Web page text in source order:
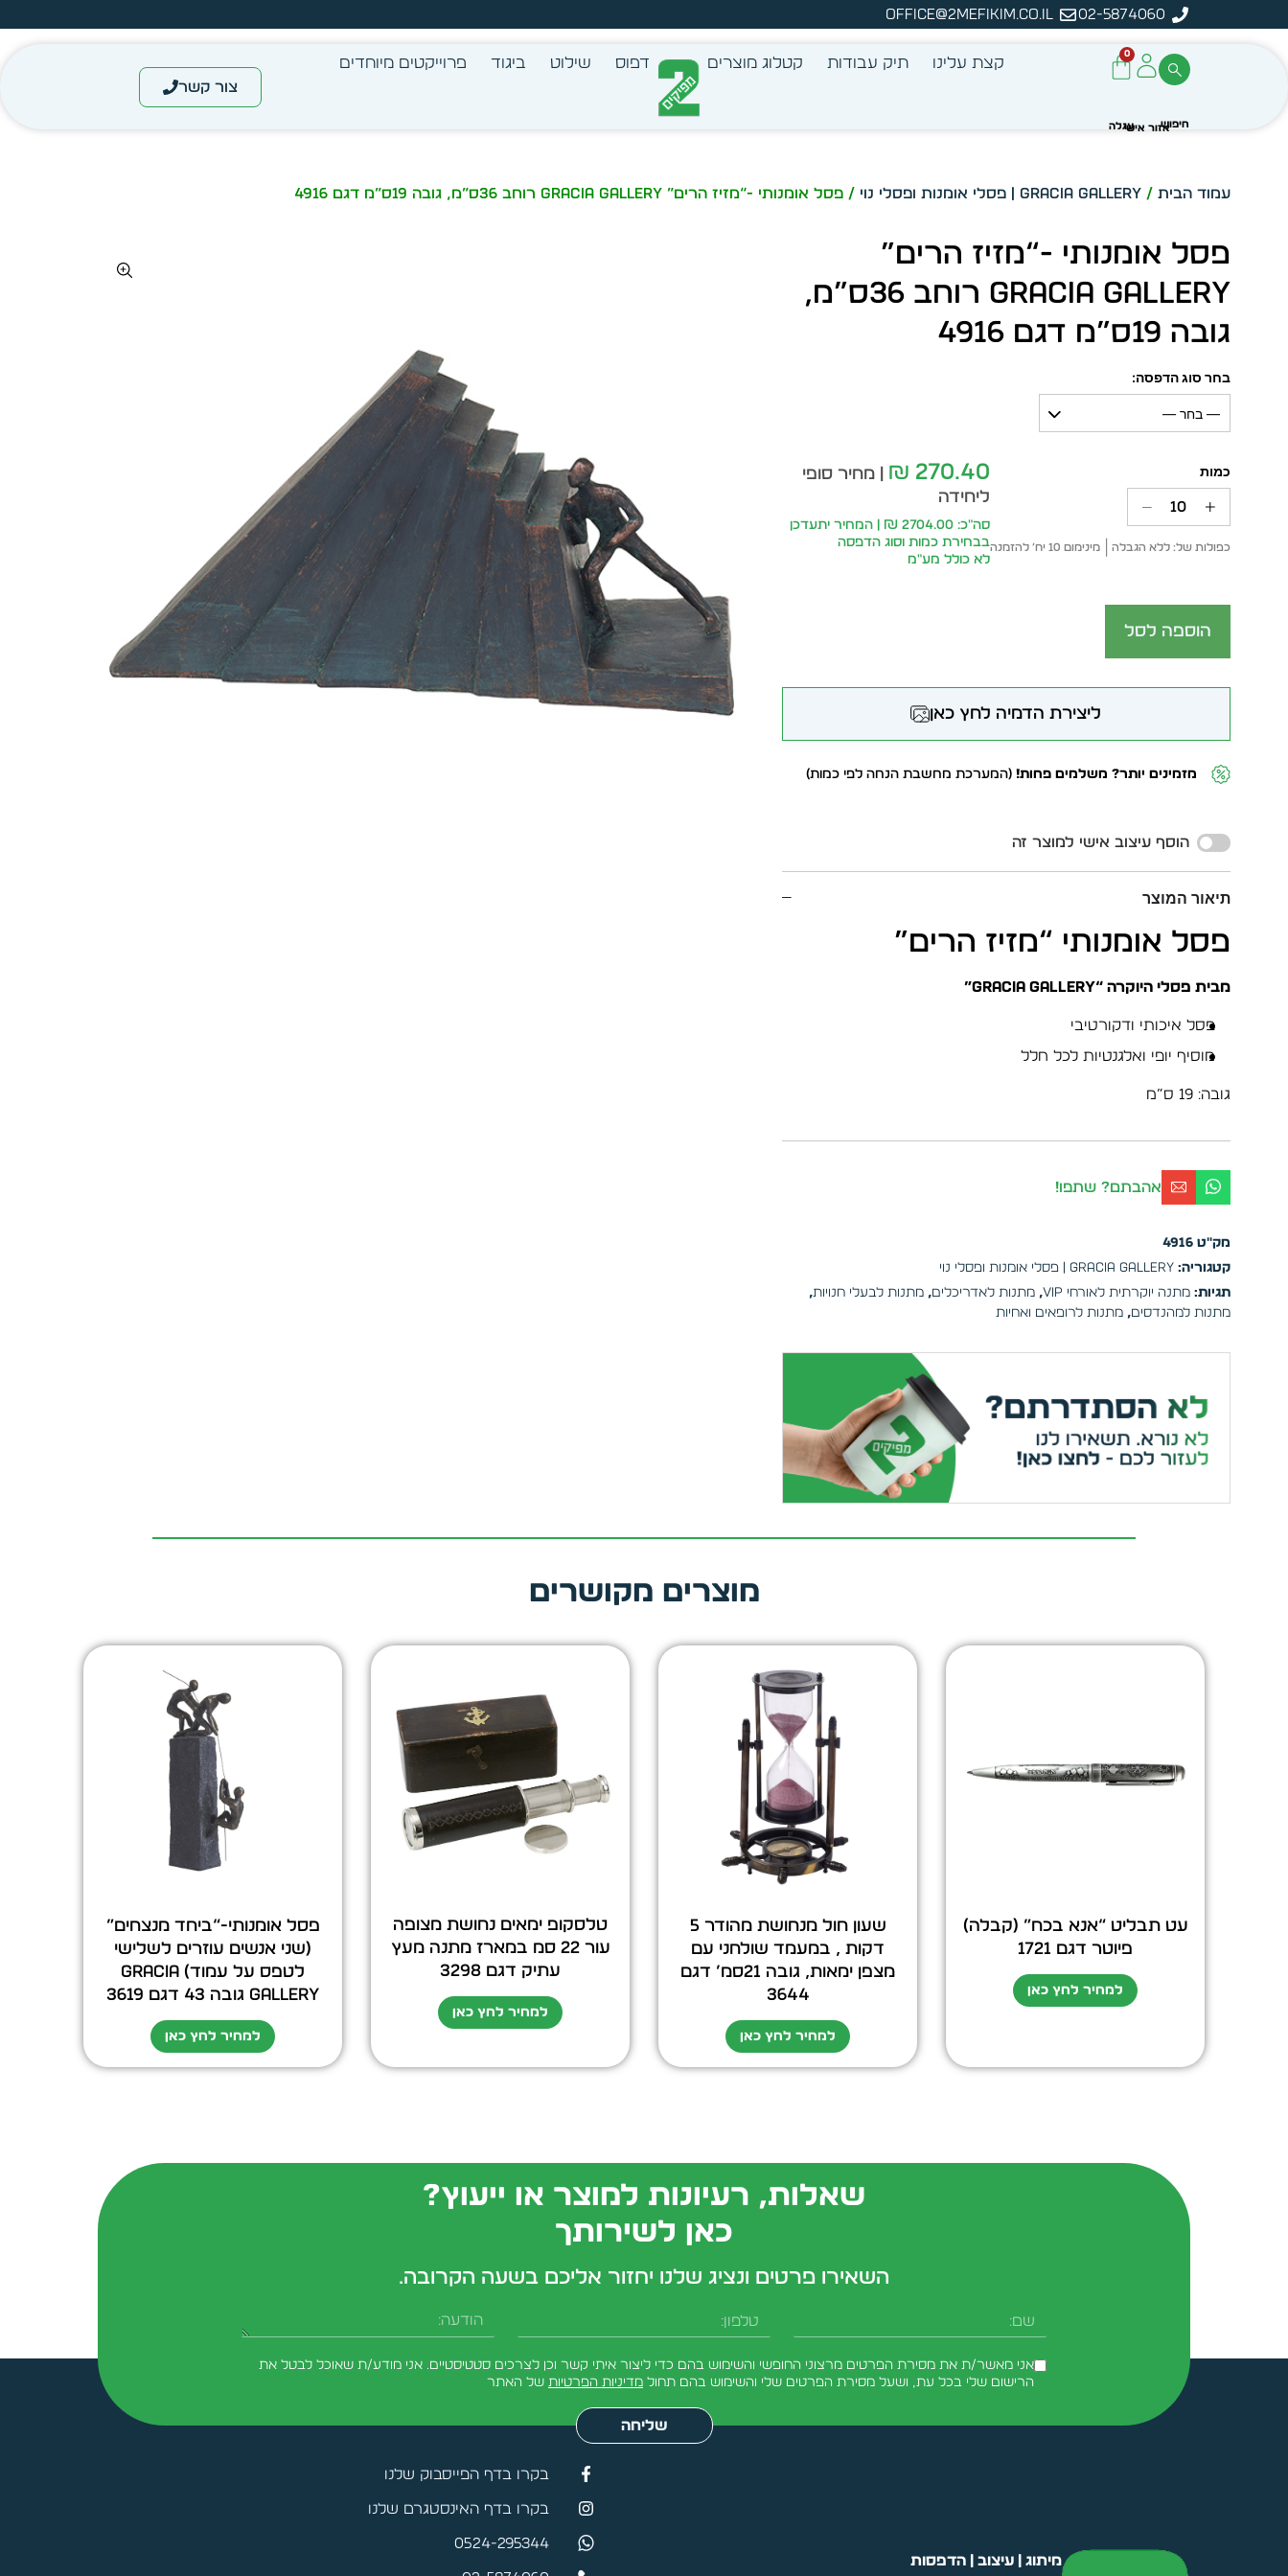
02-5874060
office@2mefikim.co.il
מיידית מתוך מלאי קיים
עצב בעצמך - הכן הדמייה לכל פריט בקלות מחיר מיידי- מותאם לפי כמות
0
קצת עלינו תיק עבודות קטלוג מוצרים דפוס שילוט ביגוד פרוייקטים מיוחדים
צור קשר
עמוד הבית /GRACIA GALLERY | פסלי אומנות ופסלי נוי / פסל אומנותי -“מזיז הרים” GRACIA GALLERY רוחב 36ס”מ, גובה 19ס”מ דגם 4916
פסל אומנותי -“מזיז הרים”
GRACIA GALLERY רוחב 36ס”מ,
גובה 19ס”מ דגם 4916
בחר סוג הדפסה:
— בחר —
כפולות של: ללא הגבלה מינימום 10 יח׳ להזמנה
₪ 270.40
| מחיר סופי
ליחידה
סה״כ: 2704.00 ₪ | המחיר יתעדכן
בבחירת כמות וסוג הדפסה
לא כולל מע״מ
הוספה לסל
ליצירת הדמיה לחץ כאן
מזמינים יותר? משלמים פחות! (המערכת מחשבת הנחה לפי כמות)
הוסף עיצוב אישי למוצר זה
תיאור המוצר
פסל אומנותי “מזיז הרים”
מבית פסלי היוקרה “GRACIA GALLERY”
פסל איכותי ודקורטיבי
מוסיף יופי ואלגנטיות לכל חלל
גובה: 19 ס”מ
אהבתם? שתפו!
מק"ט4916
קטגוריה:GRACIA GALLERY | פסלי אומנות ופסלי נוי
תגיות: מתנה יוקרתית לאורחי VIP ,מתנות לאדריכלים,מתנות לבעלי חנויות,
מתנות למהנדסים,מתנות לרופאים ואחיות
מוצרים מקושרים
עט תבליט “אנא בכח” (קבלה)
פיוטר דגם 1721
למחיר לחץ כאן
שעון חול מנחושת מהודר 5
דקות , במעמד שולחני עם
מצפן ימאות, גובה 21סמ’ דגם
3644
למחיר לחץ כאן
טלסקופ ימאים נחושת מצופה
עור 22 סמ במארז מתנה מעץ
עתיק דגם 3298
למחיר לחץ כאן
פסל אומנותי-“ביחד מנצחים”
(שני אנשים עוזרים לשלישי
לטפס על עמוד) GRACIA
GALLERY גובה 43 דגם 3619
למחיר לחץ כאן
שאלות, רעיונות למוצר או ייעוץ?
כאן לשירותך
השאירו פרטים ונציג שלנו יחזור אליכם בשעה הקרובה.
שם טלפון הודעה
אני מאשר/ת את מסירת הפרטים מרצוני החופשי והשימוש בהם כדי ליצור איתי קשר וכן לצרכים סטטיסטיים. אני מודע/ת שאוכל לבטל את
הרישום שלי בכל עת, ושעל מסירת הפרטים שלי והשימוש בהם תחול מדיניות הפרטיות של האתר
שליחה
מיתוג | עיצוב | הדפסות
בקרו בדף הפייסבוק שלנו
בקרו בדף האינסטגרם שלנו
0524-295344